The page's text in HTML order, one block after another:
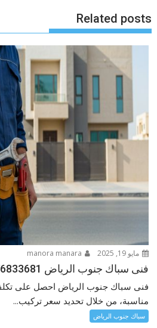
Related posts
مايو 19, 2025
فنى سباك جنوب الرياض 0576833681
فنى سباك جنوب الرياض احصل على
مناسبة، من خلال تحديد سعر تركيب...
سباك جنوب الرياض